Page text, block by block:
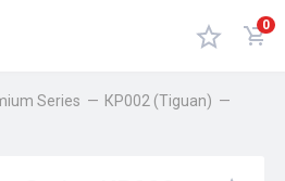
0
Series — КР002 (Tiguan) —